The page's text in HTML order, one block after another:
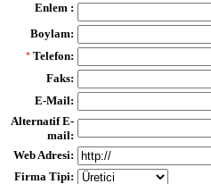
Enlem :
Boylam:
* Telefon:
Faks:
E-Mail:
Alternatif E-
mail:
Web Adresi:
Firma Tipi: